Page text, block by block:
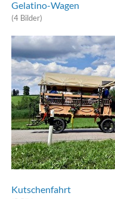
Gelatino-Wagen
(4 Bilder)
Kutschenfahrt